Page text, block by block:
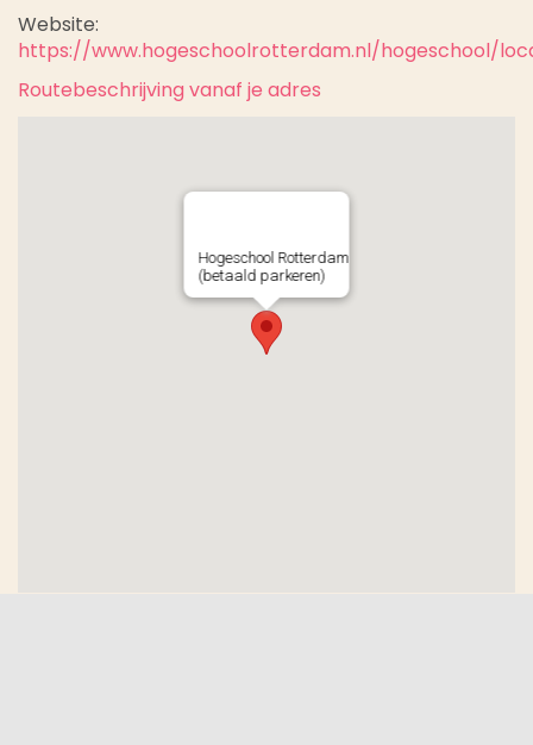
Website:
https://www.hogeschoolrotterdam.nl/hogeschool/
Routebeschrijving vanaf je adres
Hogeschool Rotterdam
(betaald parkeren)